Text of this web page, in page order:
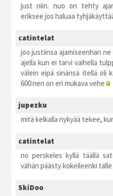
just niin. nuo on tehty
eriksee jos haluaa
catintelat
joo justiinsa ajamiseenhan
ajella kun ei tarvi vaihella
välein eipä sinänsä itellä oli
600:nen on eri mukava vehe
jupezku
mitä kelkalla nykyää tekee,
catintelat
no perskeles kyllä täällä
vähän päästy kokeileenki
SkiDoo